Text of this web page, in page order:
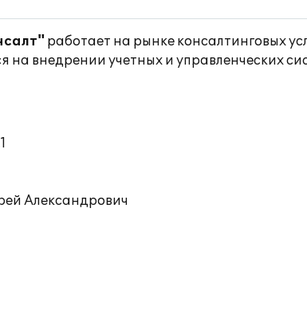
работает на рынке консалтинговых
внедрении учетных и управленческих
Александрович